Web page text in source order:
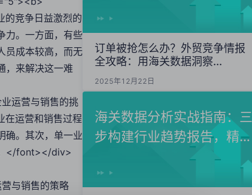
竞争日益激烈的
力。一方面，有些
员成本较高，而无
，来解决这一难
运营与销售的挑
运营和销售过程
确。其次，单一业
。</font></div>
与销售的策略
订单被抢怎么办？外贸竞争情报
全攻略：用海关数据洞察...
2025年12月22日
海关数据分析实战指南：三
步构建行业趋势报告，精准